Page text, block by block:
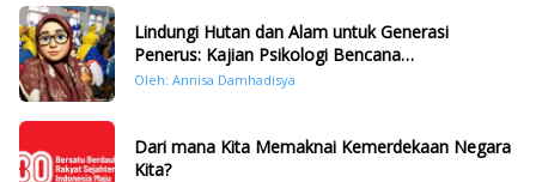
Lindungi Hutan dan Alam untuk Generasi
Penerus: Kajian Psikologi Bencana
Hidrometeorologi di Sumatera Pasca Tragedi
Oleh: Annisa Damhadisya
Dari mana Kita Memaknai Kemerdekaan Negara
Kita?